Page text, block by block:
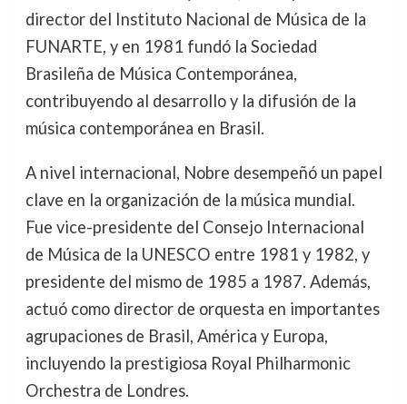
director del Instituto Nacional de Música de la
FUNARTE, y en 1981 fundó la Sociedad
Brasileña de Música Contemporánea,
contribuyendo al desarrollo y la difusión de la
música contemporánea en Brasil.
A nivel internacional, Nobre desempeñó un papel
clave en la organización de la música mundial.
Fue vice-presidente del Consejo Internacional
de Música de la UNESCO entre 1981 y 1982, y
presidente del mismo de 1985 a 1987. Además,
actuó como director de orquesta en importantes
agrupaciones de Brasil, América y Europa,
incluyendo la prestigiosa Royal Philharmonic
Orchestra de Londres.